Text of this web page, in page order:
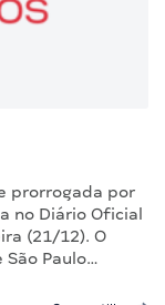
prorrogada por
no Diário Oficial
(21/12). O
Paulo…